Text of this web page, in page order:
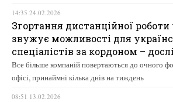
14:35 24.02.2026
Згортання дистанційної роботи
звужує можливості для
спеціалістів за кордоном –
Все більше компаній повертаються до очного
офісі, принаймні кілька днів на тиждень
08:51 13.02.2026